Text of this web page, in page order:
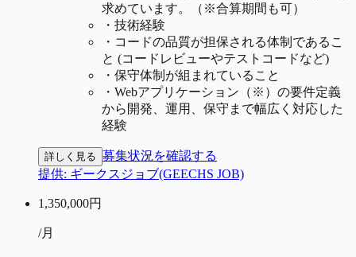
求めています。（※合算期間も可）
・ 技術経験
・ コードの品質が担保される体制であるこ
と (コードレビューやテストコードなど)
・ 保守体制が組まれていること
・ Webアプリケーション（※）の要件定義
から開発、運用、保守まで幅広く対応した
経験
詳しく見る 募集状況を確認する
提供: ギークスジョブ(GEECHS JOB)
1,350,000円
/月